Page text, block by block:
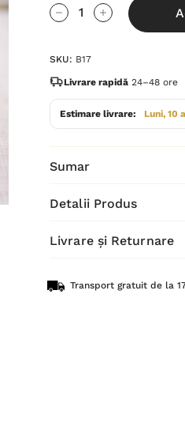
Grăbește-
te!
curent
este:
Cantitate scăzută:
Cantitate
SKU: B17
Livrare rapidă 24–48 ore
Estimare livrare: Luni, 10
Sumar
Detalii Produs
Livrare și Returnare
Transport gratuit de la